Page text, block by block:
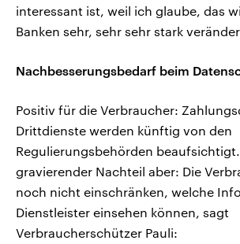
interessant ist, weil ich glaube, das
Banken sehr, sehr sehr stark
Nachbesserungsbedarf beim
Positiv für die Verbraucher:
Drittdienste werden künftig von den
Regulierungsbehörden beaufsichtigt.
gravierender Nachteil aber: Die
noch nicht einschränken, welche
Dienstleister einsehen können, sagt
Verbraucherschützer Pauli: